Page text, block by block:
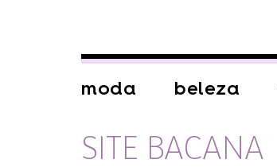
moda beleza
SITE BACANA